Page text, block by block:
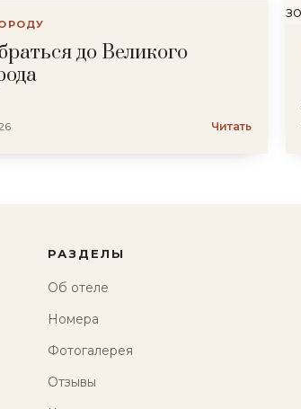
до Великого
Читать
РАЗДЕЛЫ
Об отеле
Номера
Фотогалерея
Отзывы